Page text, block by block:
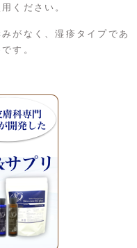
ください。
がなく、湿疹タイプであ
す。